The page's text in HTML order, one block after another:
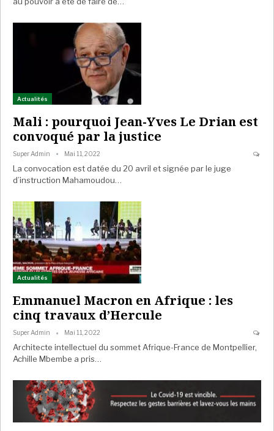
Actualités
Mali : pourquoi Jean-Yves Le Drian est
convoqué par la justice
Super Admin Mai 11, 2022
La convocation est datée du 20 avril et signée par le juge
d’instruction Mahamoudou…
Actualités
Emmanuel Macron en Afrique : les
cinq travaux d’Hercule
Super Admin Mai 11, 2022
Architecte intellectuel du sommet Afrique-France de Montpellier,
Achille Mbembe a pris…